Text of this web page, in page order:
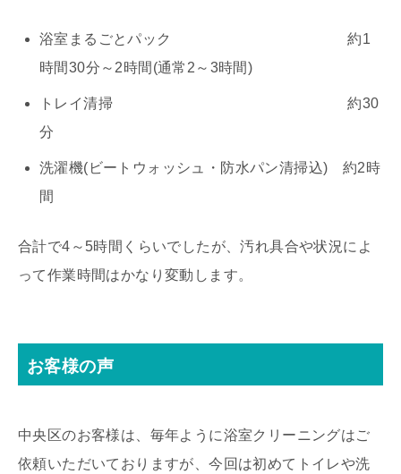
浴室まるごとパック 約1
時間30分～2時間(通常2～3時間)
トレイ清掃 約30
分
洗濯機(ビートウォッシュ・防水パン清掃込) 約2時
間
合計で4～5時間くらいでしたが、汚れ具合や状況によ
って作業時間はかなり変動します。
お客様の声
中央区のお客様は、毎年ように浴室クリーニングはご
依頼いただいておりますが、今回は初めてトイレや洗